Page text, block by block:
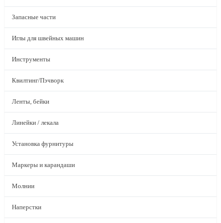
Запасные части
Иглы для швейных машин
Инструменты
Квилтинг/Пэчворк
Ленты, бейки
Линейки / лекала
Установка фурнитуры
Маркеры и карандаши
Молнии
Наперстки